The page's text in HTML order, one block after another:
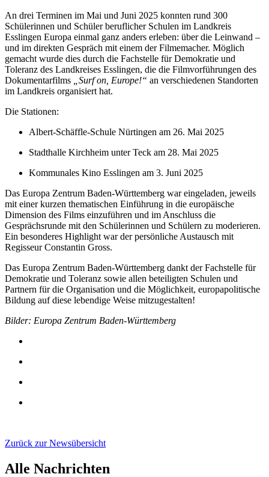
An drei Terminen im Mai und Juni 2025 konnten rund 300
Schülerinnen und Schüler beruflicher Schulen im Landkreis
Esslingen Europa einmal ganz anders erleben: über die Leinwand –
und im direkten Gespräch mit einem der Filmemacher. Möglich
gemacht wurde dies durch die Fachstelle für Demokratie und
Toleranz des Landkreises Esslingen, die die Filmvorführungen des
Dokumentarfilms
„Surf on, Europe!“ an verschiedenen Standorten
im Landkreis organisiert hat.
Die Stationen:
Albert-Schäffle-Schule Nürtingen am 26. Mai 2025
Stadthalle Kirchheim unter Teck am 28. Mai 2025
Kommunales Kino Esslingen am 3. Juni 2025
Das Europa Zentrum Baden-Württemberg war eingeladen, jeweils
mit einer kurzen thematischen Einführung in die europäische
Dimension des Films einzuführen und im Anschluss die
Gesprächsrunde mit den Schülerinnen und Schülern zu moderieren.
Ein besonderes Highlight war der persönliche Austausch mit
Regisseur Constantin Gross.
Das Europa Zentrum Baden-Württemberg dankt der Fachstelle für
Demokratie und Toleranz sowie allen beteiligten Schulen und
Partnern für die Organisation und die Möglichkeit, europapolitische
Bildung auf diese lebendige Weise mitzugestalten!
Bilder: Europa Zentrum Baden-Württemberg
Zurück zur Newsübersicht
Alle Nachrichten